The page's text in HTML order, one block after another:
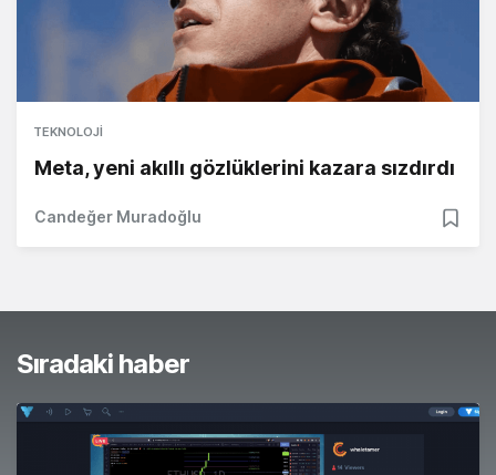
TEKNOLOJI
Meta, yeni akıllı gözlüklerini kazara sızdırdı
Candeğer Muradoğlu
Sıradaki haber